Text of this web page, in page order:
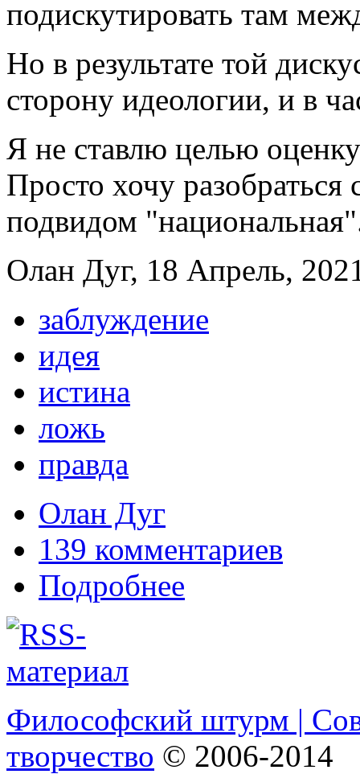
подискутировать там
Но в результате той
сторону идеологии, и в
Я не ставлю целью
Просто хочу
подвидом
Олан Дуг, 18 Апрель,
заблуждение
идея
истина
ложь
правда
Олан Дуг
139 комментариев
Подробнее
Философский штурм |
творчество © 2006-2014